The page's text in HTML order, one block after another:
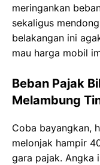
meringankan
sekaligus
belakangan ini
mau harga mobil
Beban Pajak
Melambung
Coba bayangkan,
melonjak hampir
gara pajak. Angka